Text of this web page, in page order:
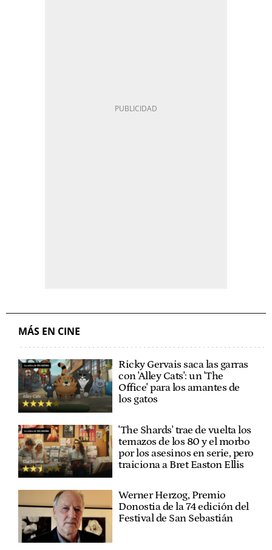
MÁS EN CINE
Ricky Gervais saca las garras
con 'Alley Cats': un 'The
Office' para los amantes de
los gatos
'The Shards' trae de vuelta los
temazos de los 80 y el morbo
por los asesinos en serie, pero
traiciona a Bret Easton Ellis
Werner Herzog, Premio
Donostia de la 74 edición del
Festival de San Sebastián